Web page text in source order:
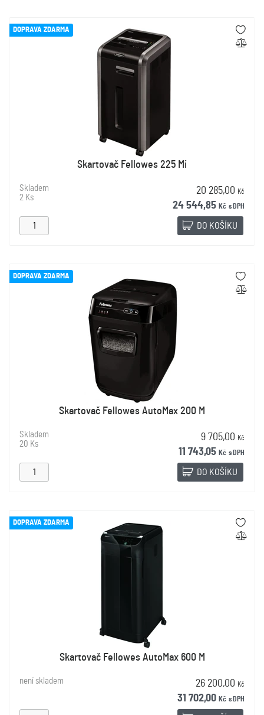
DOPRAVA ZDARMA
Skartovač Fellowes 225 Mi
Skladem
2 Ks
20 285,00 Kč
24 544,85 Kč s DPH
DO KOŠÍKU
DOPRAVA ZDARMA
Skartovač Fellowes AutoMax 200 M
Skladem
20 Ks
9 705,00 Kč
11 743,05 Kč s DPH
DO KOŠÍKU
DOPRAVA ZDARMA
Skartovač Fellowes AutoMax 600 M
není skladem 26 200,00 Kč
31 702,00 Kč s DPH